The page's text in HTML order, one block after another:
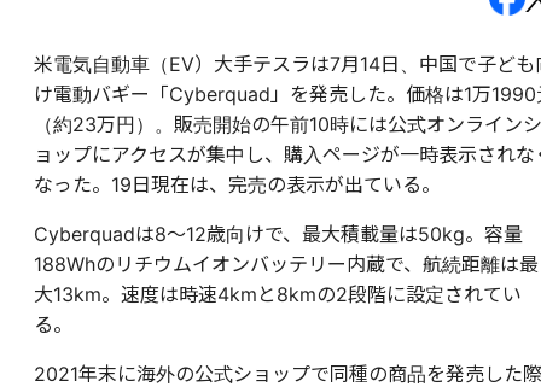
米電気自動車（EV）大手テスラは7月14日、中国で子ども
け電動バギー「Cyberquad」を発売した。価格は1万1990
（約23万円）。販売開始の午前10時には公式オンラインシ
ョップにアクセスが集中し、購入ページが一時表示されな
なった。19日現在は、完売の表示が出ている。
Cyberquadは8～12歳向けで、最大積載量は50kg。容量
188Whのリチウムイオンバッテリー内蔵で、航続距離は最
大13km。速度は時速4kmと8kmの2段階に設定されてい
る。
2021年末に海外の公式ショップで同種の商品を発売した際